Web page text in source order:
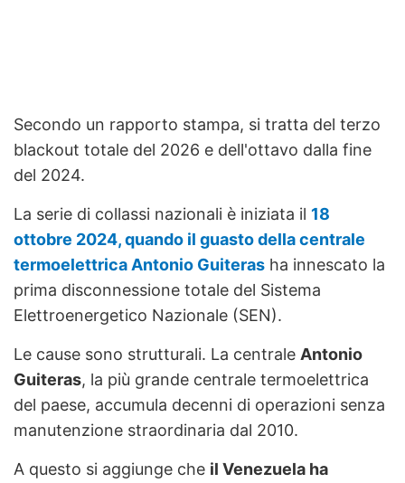
Secondo un rapporto stampa, si tratta del terzo
blackout totale del 2026 e dell'ottavo dalla fine
del 2024.
La serie di collassi nazionali è iniziata il 18
ottobre 2024, quando il guasto della centrale
termoelettrica Antonio Guiteras ha innescato la
prima disconnessione totale del Sistema
Elettroenergetico Nazionale (SEN).
Le cause sono strutturali. La centrale Antonio
Guiteras, la più grande centrale termoelettrica
del paese, accumula decenni di operazioni senza
manutenzione straordinaria dal 2010.
A questo si aggiunge che il Venezuela ha